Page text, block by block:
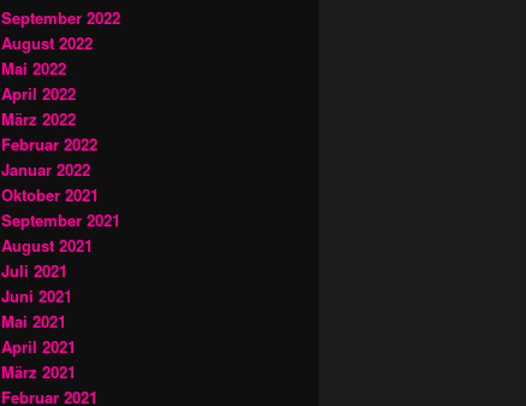
September 2022
August 2022
Mai 2022
April 2022
März 2022
Februar 2022
Januar 2022
Oktober 2021
September 2021
August 2021
Juli 2021
Juni 2021
Mai 2021
April 2021
März 2021
Februar 2021